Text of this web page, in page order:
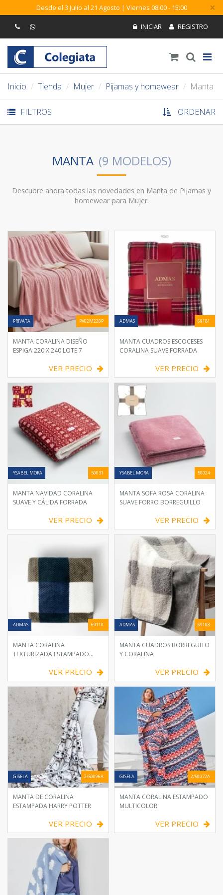
Desde el 3 Julio al 21 Agosto | Viernes 08:00 - 15:00 ×
Inicio Tienda Mujer Pijamas y homewear Manta
FILTROS ORDENAR
MANTA
Descubre ahora todas las novedades en Manta de Pijamas y
homewear para Mujer.
PRIVATA PV02M220P
MANTA CORALINA DISEÑO
ESPIGA 220 X 240 LOTE 7
VER PRECIO
ADMAS 69181
MANTA CUADROS ESCOCESES
CORALINA SUAVE FORRADA
VER PRECIO
YSABEL MORA 50031
MANTA NAVIDAD CORALINA
SUAVE Y CÁLIDA FORRADA
VER PRECIO
YSABEL MORA 50024
MANTA SOFA ROSA CORALINA
SUAVE FORRO BORREGUILLO
VER PRECIO
ADMAS 69110
MANTA CORALINA
TEXTURIZADA ESTAMPADO
VER PRECIO
ADMAS 69108
MANTA CUADROS BORREGUITO
Y CORALINA
VER PRECIO
GISELA 2/50096A
MANTA DE CORALINA
ESTAMPADA HARRY POTTER
VER PRECIO
GISELA 2/50072A
MANTA CORALINA ESTAMPADO
MULTICOLOR
VER PRECIO